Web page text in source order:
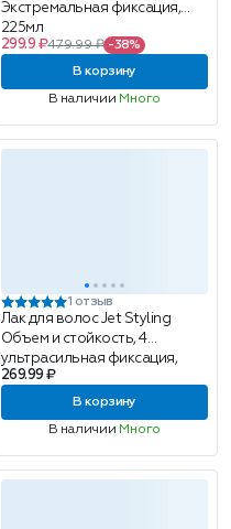
Экстремальная фиксация,
225мл
299.9 ₽479.99 ₽ -38%
В корзину
В наличии Много
1 отзыв
Лак для волос Jet Styling
Объем и стойкость, 4
ультрасильная фиксация,
300мл
269.99 ₽
В корзину
В наличии Много